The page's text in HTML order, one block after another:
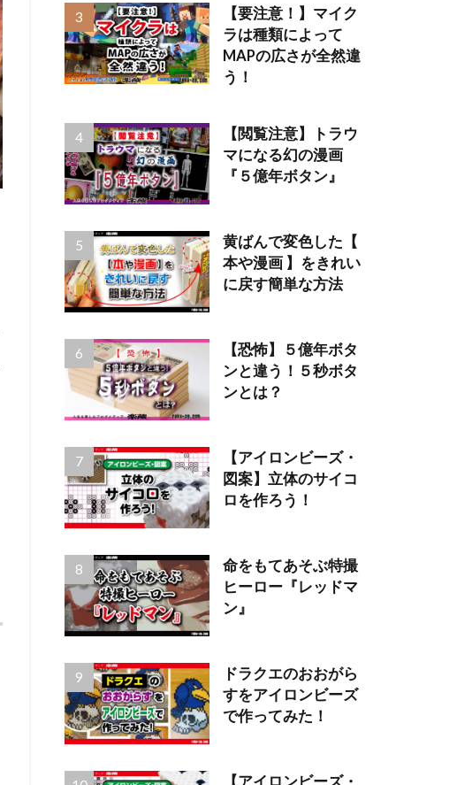
【要注意！】マイク
ラは種類によって
MAPの広さが全然違
う！
【閲覧注意】トラウ
マになる幻の漫画
『５億年ボタン』
黄ばんで変色した【
本や漫画 】をきれい
に戻す簡単な方法
【恐怖】５億年ボタ
ンと違う！５秒ボタ
ンとは？
【アイロンビーズ・
図案】立体のサイコ
ロを作ろう！
命をもてあそぶ特撮
ヒーロー『レッドマ
ン』
ドラクエのおおがら
すをアイロンビーズ
で作ってみた！